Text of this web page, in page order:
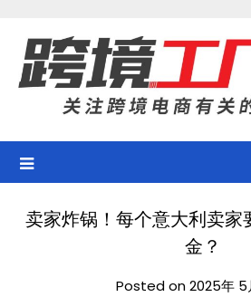
content
卖家炸锅！每个意大利卖
金？
Posted on 2025年 5